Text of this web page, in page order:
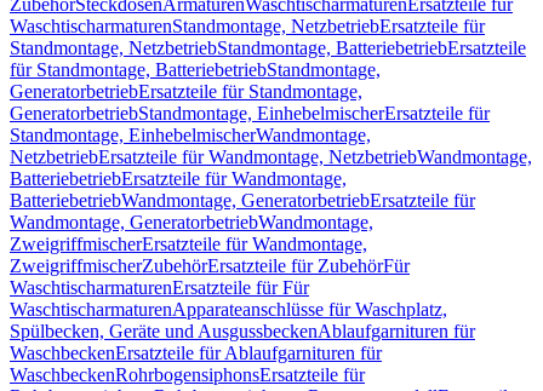
ZubehörSteckdosenArmaturenWaschtischarmaturen Ersatzteile für
WaschtischarmaturenStandmontage, NetzbetriebErsatzteile für
Standmontage, NetzbetriebStandmontage, BatteriebetriebErsatzteile
für Standmontage, BatteriebetriebStandmontage,
GeneratorbetriebErsatzteile für Standmontage,
GeneratorbetriebStandmontage, EinhebelmischerErsatzteile für
Standmontage, EinhebelmischerWandmontage,
NetzbetriebErsatzteile für Wandmontage, NetzbetriebWandmontage,
BatteriebetriebErsatzteile für Wandmontage,
BatteriebetriebWandmontage, GeneratorbetriebErsatzteile für
Wandmontage, GeneratorbetriebWandmontage,
ZweigriffmischerErsatzteile für Wandmontage,
ZweigriffmischerZubehörErsatzteile für ZubehörFür
WaschtischarmaturenErsatzteile für Für
WaschtischarmaturenApparateanschlüsse für Waschplatz,
Spülbecken, Geräte und AusgussbeckenAblaufgarnituren für
WaschbeckenErsatzteile für Ablaufgarnituren für
WaschbeckenRohrbogensiphonsErsatzteile für